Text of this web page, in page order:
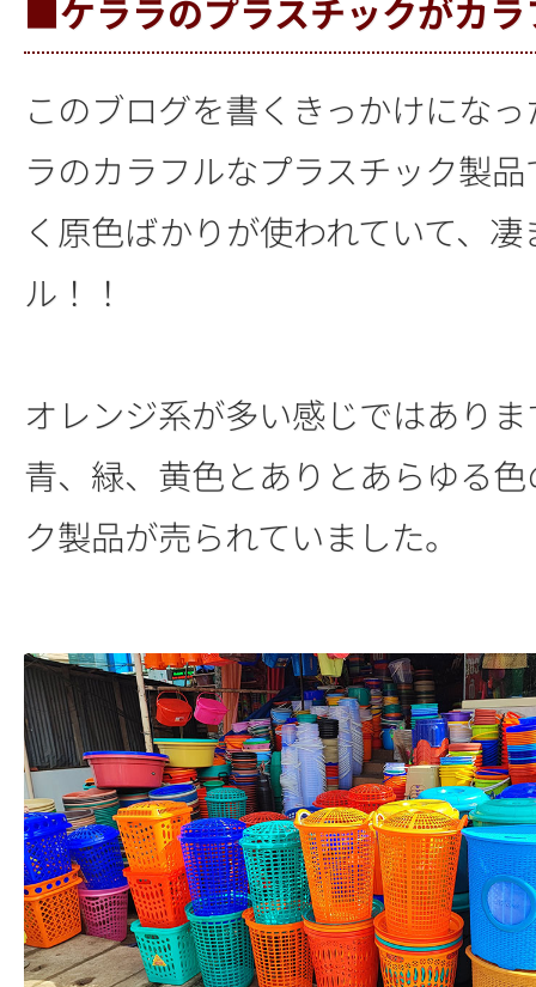
■ケララのプラスチックがカ
このブログを書くきっかけにな
ラのカラフルなプラスチック製
く原色ばかりが使われていて、
ル！！
オレンジ系が多い感じではあり
青、緑、黄色とありとあらゆる
ク製品が売られていました。